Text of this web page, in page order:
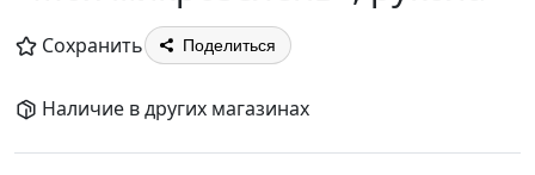
Сохранить Поделиться
Наличие в других магазинах